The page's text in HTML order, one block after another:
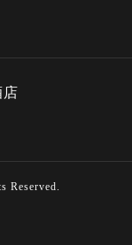
店
Reserved.